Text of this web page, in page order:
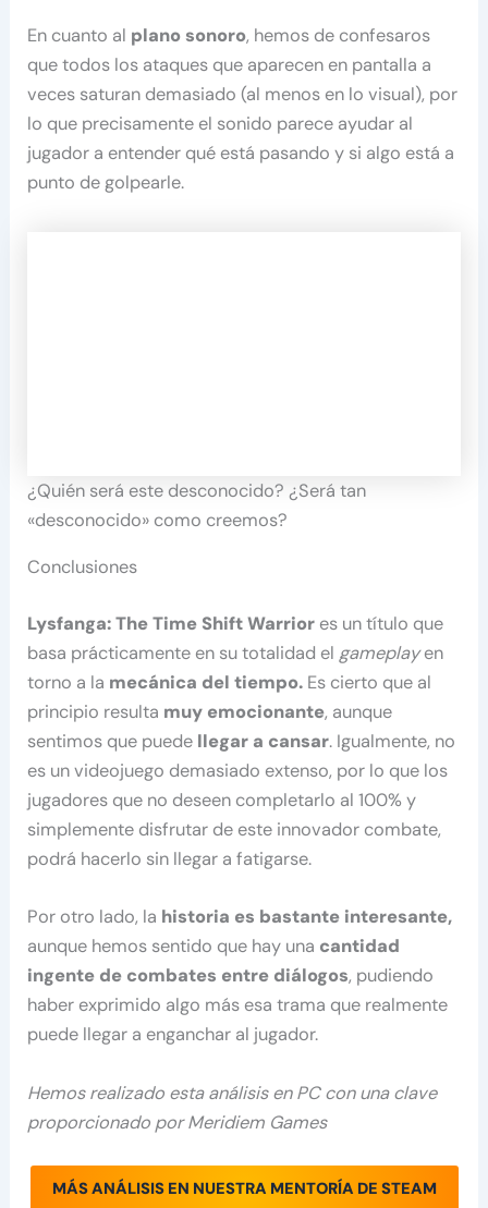
En cuanto al plano sonoro, hemos de confesaros
que todos los ataques que aparecen en pantalla a
veces saturan demasiado (al menos en lo visual), por
lo que precisamente el sonido parece ayudar al
jugador a entender qué está pasando y si algo está a
punto de golpearle.
¿Quién será este desconocido? ¿Será tan
«desconocido» como creemos?
Conclusiones
Lysfanga: The Time Shift Warrior es un título que
basa prácticamente en su totalidad el gameplayen
torno a la mecánica del tiempo. Es cierto que al
principio resulta muy emocionante, aunque
sentimos que puede llegar a cansar. Igualmente, no
es un videojuego demasiado extenso, por lo que los
jugadores que no deseen completarlo al 100% y
simplemente disfrutar de este innovador combate,
podrá hacerlo sin llegar a fatigarse.
Por otro lado, la historia es bastante interesante,
aunque hemos sentido que hay una cantidad
ingente de combates entre diálogos, pudiendo
haber exprimido algo más esa trama que realmente
puede llegar a enganchar al jugador.
Hemos realizado esta análisis en PC con una clave
proporcionado por Meridiem Games
MÁS ANÁLISIS EN NUESTRA MENTORÍA DE STEAM